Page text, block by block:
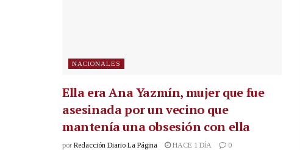
NACIONALES
Ella era Ana Yazmín, mujer que fue
asesinada por un vecino que
mantenía una obsesión con ella
por Redacción Diario La Página HACE 1 DÍA 0